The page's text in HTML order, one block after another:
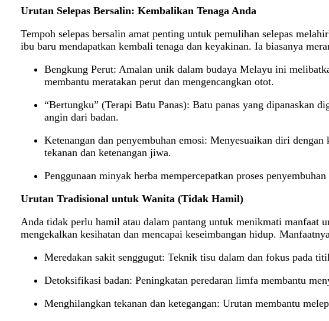
Urutan Selepas Bersalin: Kembalikan Tenaga Anda
Tempoh selepas bersalin amat penting untuk pemulihan selepas
ibu baru mendapatkan kembali tenaga dan keyakinan. Ia biasanya
Bengkung Perut: Amalan unik dalam budaya Melayu ini
membantu meratakan perut dan mengencangkan otot.
“Bertungku” (Terapi Batu Panas): Batu panas yang dipanaskan
angin dari badan.
Ketenangan dan penyembuhan emosi: Menyesuaikan diri
tekanan dan ketenangan jiwa.
Penggunaan minyak herba mempercepatkan proses
Urutan Tradisional untuk Wanita (Tidak Hamil)
Anda tidak perlu hamil atau dalam pantang untuk menikmati
mengekalkan kesihatan dan mencapai keseimbangan hidup.
Meredakan sakit senggugut: Teknik tisu dalam dan fokus pada
Detoksifikasi badan: Peningkatan peredaran limfa membantu
Menghilangkan tekanan dan ketegangan: Urutan membantu